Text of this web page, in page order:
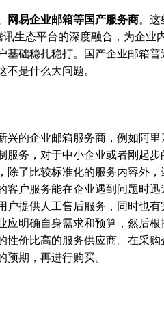
网易企业邮箱等国产服务商。这
生态平台的深度融合，为企
基础稳扎稳打。国产企业邮箱
是什么大问题。
的企业邮箱服务商，例如阿里
服务，对于中小企业或者刚起
了比较标准化的服务内容外，
客户服务能在企业遇到问题时
户提供人工售后服务，同时也有
明确自身需求和预算，然后根
性价比高的服务供应商。在采
期，再进行购买。